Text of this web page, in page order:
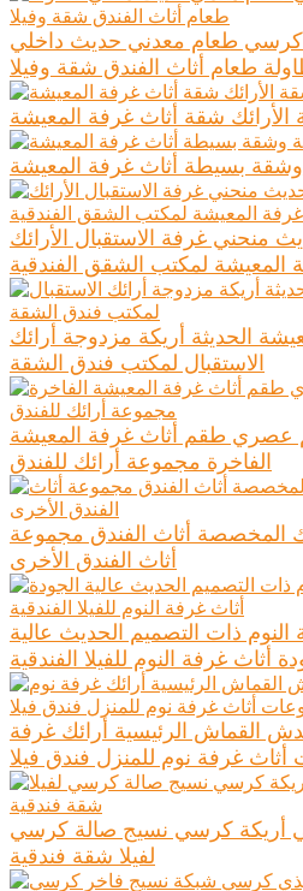
طعام معدني حديث داخلي
طعام أثاث الفندق شقة وفيلا
شقة أثاث غرفة المعيشة
بسيطة أثاث غرفة المعيشة
منحني غرفة الاستقبال الأرائك
المعيشة لمكتب الشقق الفندقية
الحديثة أريكة مزدوجة أرائك
الاستقبال لمكتب فندق الشقة
عصري طقم أثاث غرفة المعيشة
الفاخرة مجموعة أرائك للفندق
المخصصة أثاث الفندق مجموعة
أثاث الفندق الأخرى
ذات التصميم الحديث عالية
أثاث غرفة النوم للفيلا الفندقية
القماش الرئيسية أرائك غرفة
غرفة نوم للمنزل فندق فيلا
أريكة كرسي نسيج صالة كرسي
لفيلا شقة فندقية